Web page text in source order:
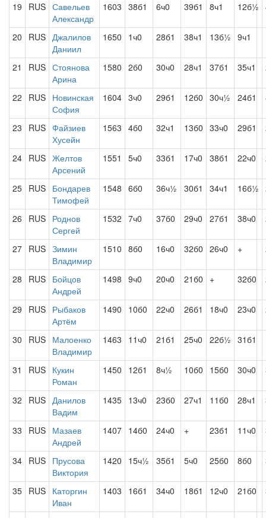
19 RUS Савельев
Александр
1603 38б1 6ч0 39б1 8ч1 12б½
20 RUS Джалилов
Даниил
1650 1ч0 28б1 38ч1 13б½ 9ч1
21 RUS Стоянова
Арина
1580 2б0 30ч0 28ч1 37б1 35ч1
22 RUS Новинская
София
1604 3ч0 29б1 12б0 30ч½ 24б1
23 RUS Файзиев
Хусейн
1563 4б0 32ч1 13б0 33ч0 29б1
24 RUS Желтов
Арсений
1551 5ч0 33б1 17ч0 38б1 22ч0
25 RUS Бондарев
Тимофей
1548 6б0 36ч½ 30б1 34ч1 16б½
26 RUS Роднов
Сергей
1532 7ч0 37б0 29ч0 27б1 38ч0
27 RUS Зимин
Владимир
1510 8б0 16ч0 32б0 26ч0 +
28 RUS Бойцов
Андрей
1498 9ч0 20ч0 21б0 + 32б0
29 RUS Рыбаков
Артём
1490 10б0 22ч0 26б1 18ч0 23ч0
30 RUS Малоенко
Владимир
1463 11ч0 21б1 25ч0 22б½ 31б1
31 RUS Кукин
Роман
1450 12б1 8ч½ 10б0 15б0 30ч0
32 RUS Данилов
Вадим
1435 13ч0 23б0 27ч1 11б0 28ч1
33 RUS Мазаев
Андрей
1407 14б0 24ч0 + 23б1 11ч0
34 RUS Прусова
Виктория
1420 15ч½ 35б1 5ч0 25б0 8б0
35 RUS Каторгин
Иван
1403 16б1 34ч0 18б1 12ч0 21б0